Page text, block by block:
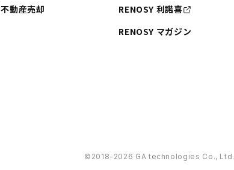
不動産売却
RENOSY 利諾喜
RENOSY マガジン
©︎2018-2026 GA technologies Co., Ltd.